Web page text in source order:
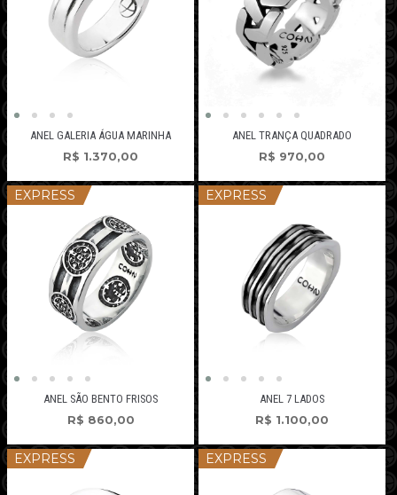
ANEL GALERIA ÁGUA MARINHA
R$ 1.370,00
ANEL TRANÇA QUADRADO
R$ 970,00
EXPRESS
ANEL SÃO BENTO FRISOS
R$ 860,00
EXPRESS
ANEL 7 LADOS
R$ 1.100,00
EXPRESS EXPRESS